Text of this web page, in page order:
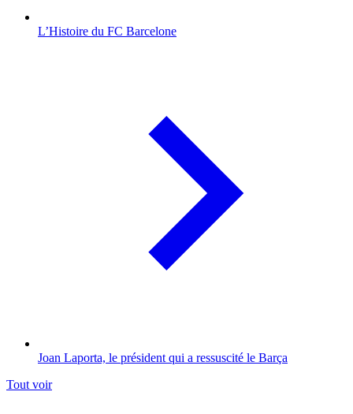
L’Histoire du FC Barcelone
Joan Laporta, le président qui a ressuscité le Barça
Tout voir